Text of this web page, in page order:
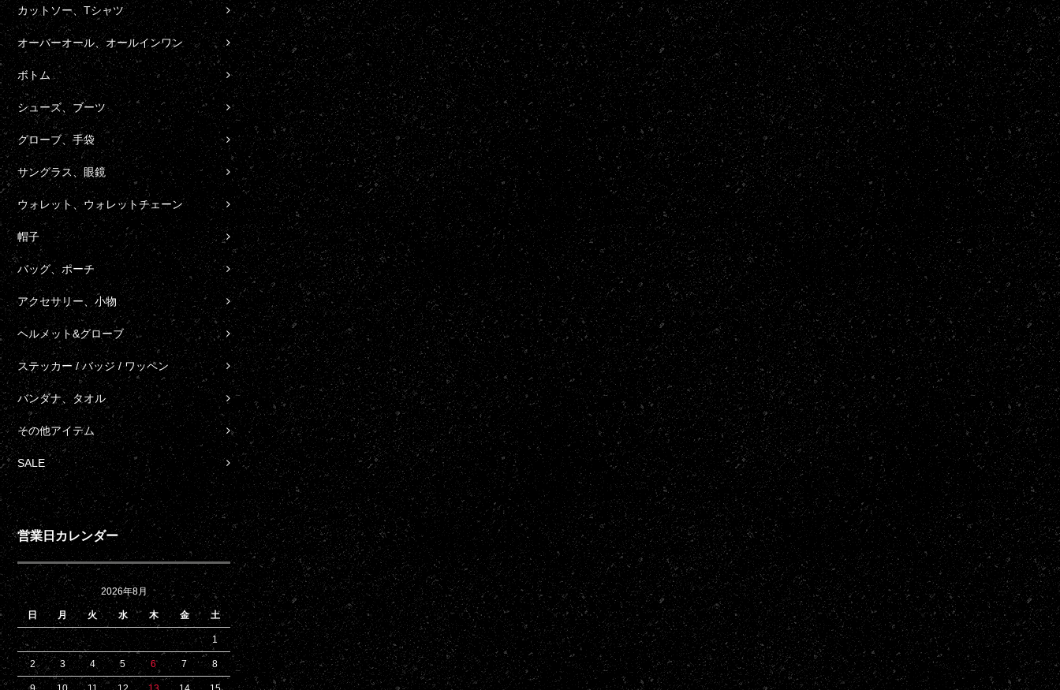
カットソー、Tシャツ
オーバーオール、オールインワン
ボトム
シューズ、ブーツ
グローブ、手袋
サングラス、眼鏡
ウォレット、ウォレットチェーン
帽子
バッグ、ポーチ
アクセサリー、小物
ヘルメット&グローブ
ステッカー / バッジ / ワッペン
バンダナ、タオル
その他アイテム
SALE
営業日カレンダー
2026年8月
日 月 火 水 木 金 土
1
2 3 4 5 6 7 8